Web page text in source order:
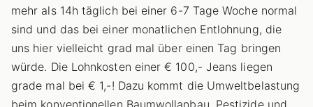
mehr als 14h täglich bei einer 6-7 Tage Woche normal
sind und das bei einer monatlichen Entlohnung, die
uns hier vielleicht grad mal über einen Tag bringen
würde. Die Lohnkosten einer € 100,- Jeans liegen
grade mal bei € 1,-! Dazu kommt die Umweltbelastung